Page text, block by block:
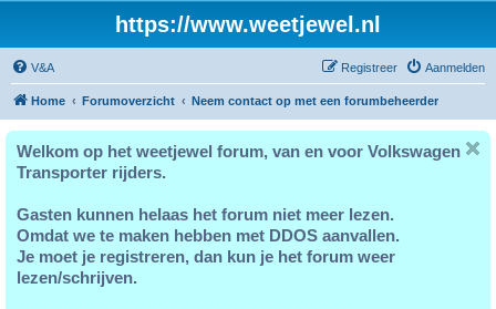
https://www.weetjewel.nl
V&A Aanmelden
Registreer
Home Forumoverzicht Neem contact op met een forumbeheerder
Welkom op het weetjewel forum, van en voor Volkswagen
Transporter rijders.
Gasten kunnen helaas het forum niet meer lezen.
Omdat we te maken hebben met DDOS aanvallen.
Je moet je registreren, dan kun je het forum weer
lezen/schrijven.